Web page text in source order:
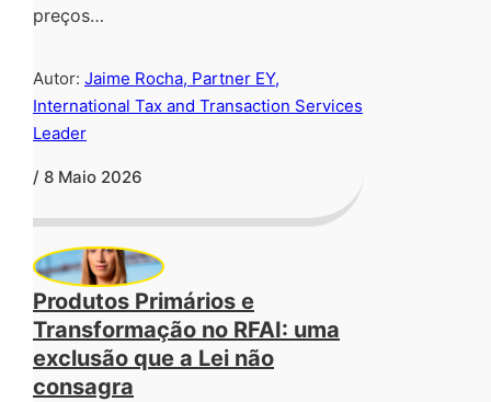
preços…
Autor: Jaime Rocha, Partner EY,
International Tax and Transaction Services
Leader
/ 8 Maio 2026
Produtos Primários e
Transformação no RFAI: uma
exclusão que a Lei não
consagra